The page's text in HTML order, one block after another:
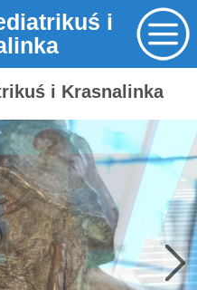
i
i Krasnalinka